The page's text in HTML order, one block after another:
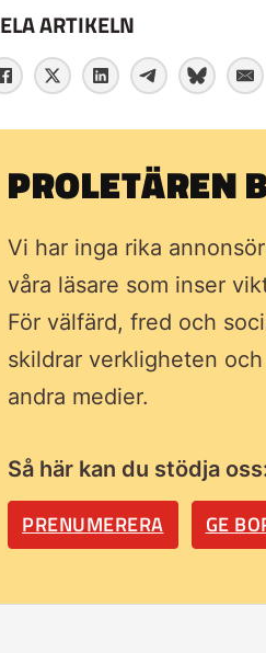
ARTIKELN
PROLETÄREN
Vi har inga rika
våra läsare som inser
För välfärd, fred och
skildrar verkligheten
andra medier.
Så här kan du stödja
PRENUMERERA GE